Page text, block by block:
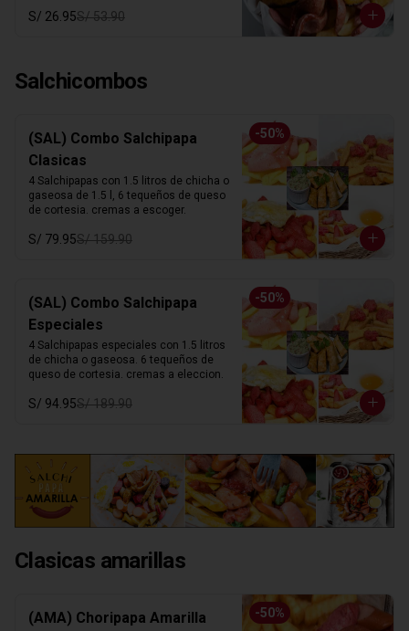
S/ 26.95S/ 53.90
Salchicombos
-50%
(SAL) Combo Salchipapa
Clasicas
4 Salchipapas con 1.5 litros de chicha o
gaseosa de 1.5 l, 6 tequeños de queso
de cortesia. cremas a escoger.
S/ 79.95S/ 159.90
-50%
(SAL) Combo Salchipapa
Especiales
4 Salchipapas especiales con 1.5 litros
de chicha o gaseosa. 6 tequeños de
queso de cortesia. cremas a eleccion.
S/ 94.95S/ 189.90
Clasicas amarillas
-50%
(AMA) Choripapa Amarilla